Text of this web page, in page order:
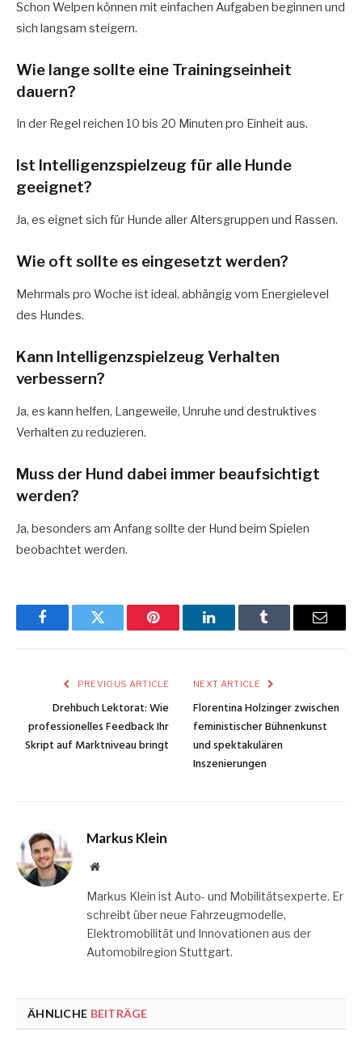
Schon Welpen können mit einfachen Aufgaben beginnen und
sich langsam steigern.
Wie lange sollte eine Trainingseinheit
dauern?
In der Regel reichen 10 bis 20 Minuten pro Einheit aus.
Ist Intelligenzspielzeug für alle Hunde
geeignet?
Ja, es eignet sich für Hunde aller Altersgruppen und Rassen.
Wie oft sollte es eingesetzt werden?
Mehrmals pro Woche ist ideal, abhängig vom Energielevel
des Hundes.
Kann Intelligenzspielzeug Verhalten
verbessern?
Ja, es kann helfen, Langeweile, Unruhe und destruktives
Verhalten zu reduzieren.
Muss der Hund dabei immer beaufsichtigt
werden?
Ja, besonders am Anfang sollte der Hund beim Spielen
beobachtet werden.
FacebookTwitter Pinterest LinkedInTumblr Email
PREVIOUS ARTICLE
Drehbuch Lektorat: Wie
professionelles Feedback Ihr
Skript auf Marktniveau bringt
NEXT ARTICLE
Florentina Holzinger zwischen
feministischer Bühnenkunst
und spektakulären
Inszenierungen
Markus Klein
Website
Markus Klein ist Auto- und Mobilitätsexperte. Er
schreibt über neue Fahrzeugmodelle,
Elektromobilität und Innovationen aus der
Automobilregion Stuttgart.
ÄHNLICHE BEITRÄGE